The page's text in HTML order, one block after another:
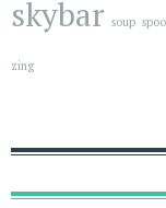
skybar soup
zing